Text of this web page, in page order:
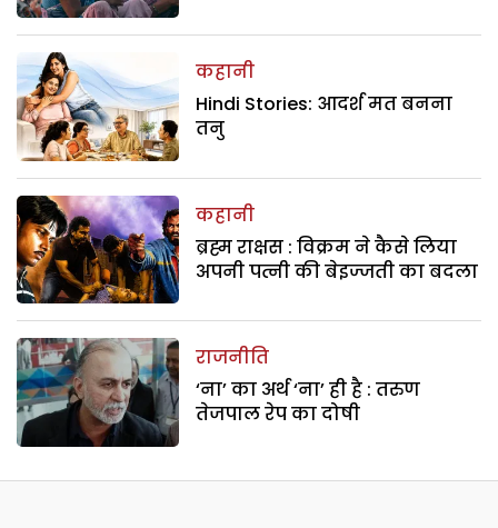
कहानी
Hindi Stories: आदर्श मत बनना
तनु
कहानी
ब्रह्म राक्षस : विक्रम ने कैसे लिया
अपनी पत्नी की बेइज्जती का बदला
राजनीति
‘ना’ का अर्थ ‘ना’ ही है : तरुण
तेजपाल रेप का दोषी